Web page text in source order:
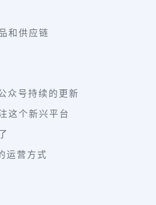
和供应链
众号持续的更新
这个新兴平台
运营方式